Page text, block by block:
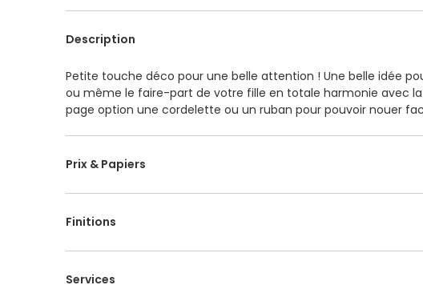
Description
Petite touche déco pour une belle attention ! Une belle idée
ou même le faire-part de votre fille en totale harmonie avec
page option une cordelette ou un ruban pour pouvoir nouer
Prix & Papiers
Finitions
Services